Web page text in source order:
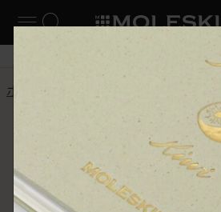
ナビゲーションの切替
検索 (キーワードな
6,500円以上のご購入で
ーを閉じる
ホーム
Paper